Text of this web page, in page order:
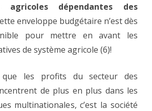
agricoles dépendantes des
enveloppe budgétaire n’est dès
pour mettre en avant les
de système agricole (6)!
les profits du secteur des
de plus en plus dans les
multinationales, c’est la société